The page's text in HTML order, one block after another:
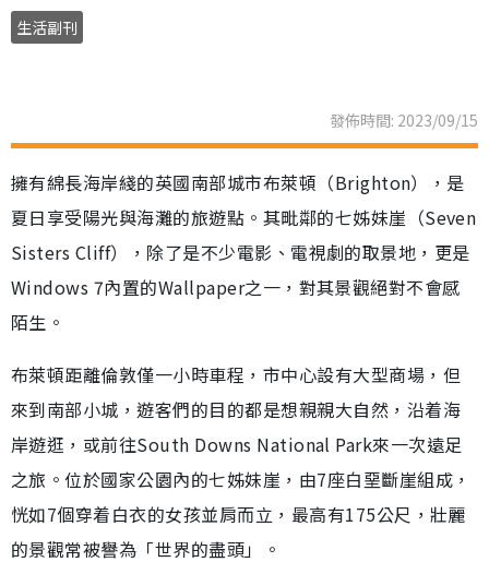
生活副刊
發佈時間: 2023/09/15
擁有綿長海岸綫的英國南部城市布萊頓（Brighton），是
夏日享受陽光與海灘的旅遊點。其毗鄰的七姊妹崖（Seven
Sisters Cliff），除了是不少電影、電視劇的取景地，更是
Windows 7內置的Wallpaper之一，對其景觀絕對不會感
陌生。
布萊頓距離倫敦僅一小時車程，市中心設有大型商場，但
來到南部小城，遊客們的目的都是想親親大自然，沿着海
岸遊逛，或前往South Downs National Park來一次遠足
之旅。位於國家公園內的七姊妹崖，由7座白堊斷崖組成，
恍如7個穿着白衣的女孩並肩而立，最高有175公尺，壯麗
的景觀常被譽為「世界的盡頭」。